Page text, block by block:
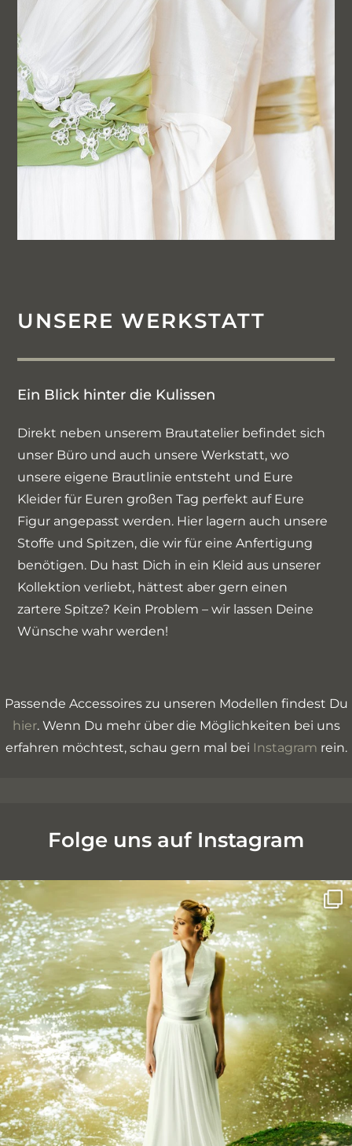
UNSERE WERKSTATT
Ein Blick hinter die Kulissen
Direkt neben unserem Brautatelier befindet sich
unser Büro und auch unsere Werkstatt, wo
unsere eigene Brautlinie entsteht und Eure
Kleider für Euren großen Tag perfekt auf Eure
Figur angepasst werden. Hier lagern auch unsere
Stoffe und Spitzen, die wir für eine Anfertigung
benötigen. Du hast Dich in ein Kleid aus unserer
Kollektion verliebt, hättest aber gern einen
zartere Spitze? Kein Problem – wir lassen Deine
Wünsche wahr werden!
Passende Accessoires zu unseren Modellen findest Du
hier. Wenn Du mehr über die Möglichkeiten bei uns
erfahren möchtest, schau gern mal bei Instagram rein.
Folge uns auf Instagram